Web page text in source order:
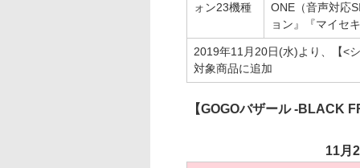
ォン23機種
ONE（音声対応
ョン』『マイセ
2019年11月20日(水)より、【<
対象商品に追加
【GOGOバザール -BLACK
11月